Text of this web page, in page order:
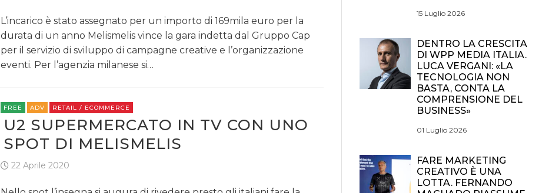
L’incarico è stato assegnato per un importo di 169mila euro per la
durata di un anno Melismelis vince la gara indetta dal Gruppo Cap
per il servizio di sviluppo di campagne creative e l’organizzazione
eventi. Per l’agenzia milanese si…
FREE ADV RETAIL / ECOMMERCE
U2 SUPERMERCATO IN TV CON UNO
SPOT DI MELISMELIS
22 Aprile 2020
15 Luglio 2026
DENTRO LA CRESCITA
DI WPP MEDIA ITALIA.
LUCA VERGANI: «LA
TECNOLOGIA NON
BASTA, CONTA LA
COMPRENSIONE DEL
BUSINESS»
01 Luglio 2026
FARE MARKETING
CREATIVO È UNA
LOTTA. FERNANDO